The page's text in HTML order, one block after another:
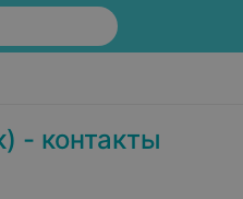
- контакты